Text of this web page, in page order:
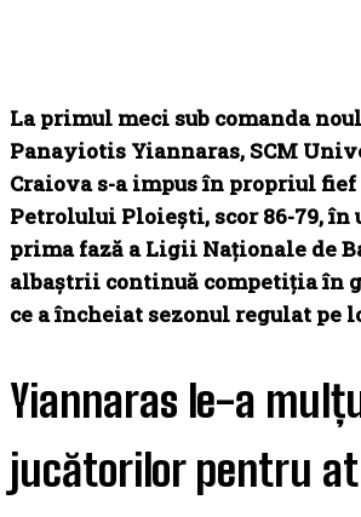
La primul meci sub comanda
Panayiotis Yiannaras, SCM
Craiova s-a impus în propriul
Petrolului Ploiești, scor 86-79,
prima fază a Ligii Naționale de
albaștrii continuă competiția în
ce a încheiat sezonul regulat pe
Yiannaras le-a
jucătorilor pentru